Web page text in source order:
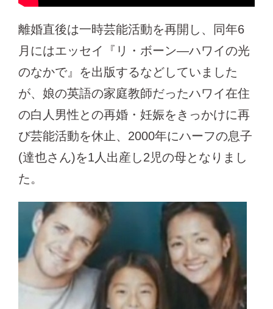
離婚直後は一時芸能活動を再開し、同年6
月にはエッセイ『リ・ボーン―ハワイの光
のなかで』を出版するなどしていました
が、娘の英語の家庭教師だったハワイ在住
の白人男性との再婚・妊娠をきっかけに再
び芸能活動を休止、2000年にハーフの息子
(達也さん)を1人出産し2児の母となりまし
た。